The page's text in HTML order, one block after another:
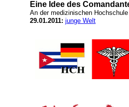
Eine Idee des
An der medizinischen
29.01.2011: junge Welt